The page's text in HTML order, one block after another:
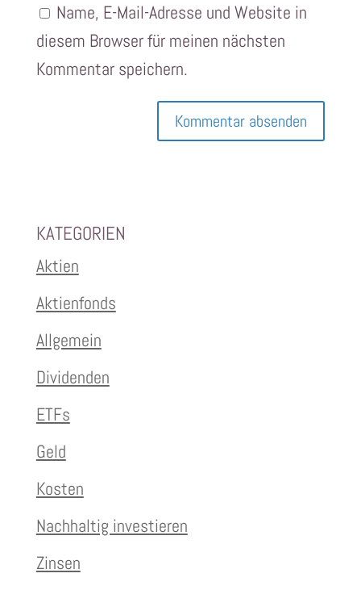
Name, E-Mail-Adresse und Website in
diesem Browser für meinen nächsten
Kommentar speichern.
KATEGORIEN
Aktien
Aktienfonds
Allgemein
Dividenden
ETFs
Geld
Kosten
Nachhaltig investieren
Zinsen